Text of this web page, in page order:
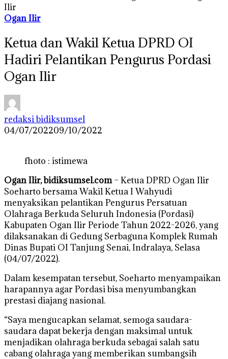
Ilir
Ogan Ilir
Ketua dan Wakil Ketua DPRD OI
Hadiri Pelantikan Pengurus Pordasi
Ogan Ilir
redaksi bidiksumsel
04/07/202209/10/2022
fhoto : istimewa
Ogan Ilir, bidiksumsel.com– Ketua DPRD Ogan Ilir
Soeharto bersama Wakil Ketua I Wahyudi
menyaksikan pelantikan Pengurus Persatuan
Olahraga Berkuda Seluruh Indonesia (Pordasi)
Kabupaten Ogan Ilir Periode Tahun 2022-2026, yang
dilaksanakan di Gedung Serbaguna Komplek Rumah
Dinas Bupati OI Tanjung Senai, Indralaya, Selasa
(04/07/2022).
Dalam kesempatan tersebut, Soeharto menyampaikan
harapannya agar Pordasi bisa menyumbangkan
prestasi diajang nasional.
“Saya mengucapkan selamat, semoga saudara-
saudara dapat bekerja dengan maksimal untuk
menjadikan olahraga berkuda sebagai salah satu
cabang olahraga yang memberikan sumbangsih